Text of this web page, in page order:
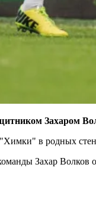
Захаром
в родных
Захар Волков